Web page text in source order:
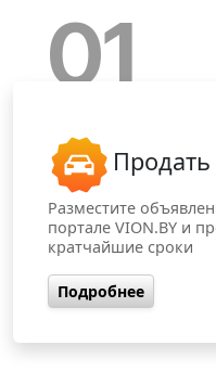
01
Продать
Разместите
портале VION.BY и
кратчайшие сроки
Подробнее